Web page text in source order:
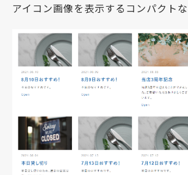
アイコン画像を表示するコンパクトな